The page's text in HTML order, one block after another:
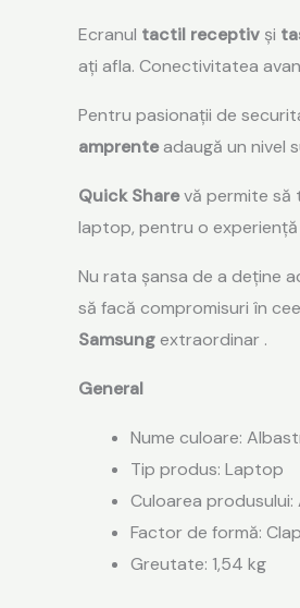
Ecranul tactil receptiv și
ați afla. Conectivitatea
Pentru pasionații de
amprenteadaugă un nivel
Quick Sharevă permite să
laptop, pentru o
Nu rata șansa de a deține
să facă compromisuri în
Samsungextraordinar .
General
Nume culoare:
Tip produs: Laptop
Culoarea
Factor de formă:
Greutate: 1,54 kg